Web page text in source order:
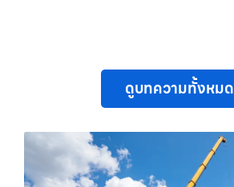
ดูบทความทั้งหมด